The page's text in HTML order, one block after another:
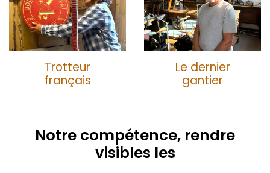
Trotteur
français
Le dernier
gantier
Notre compétence, rendre
visibles les